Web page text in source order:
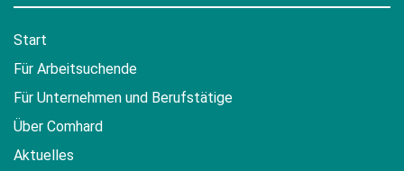
Start
Für Arbeitsuchende
Für Unternehmen und Berufstätige
Über Comhard
Aktuelles